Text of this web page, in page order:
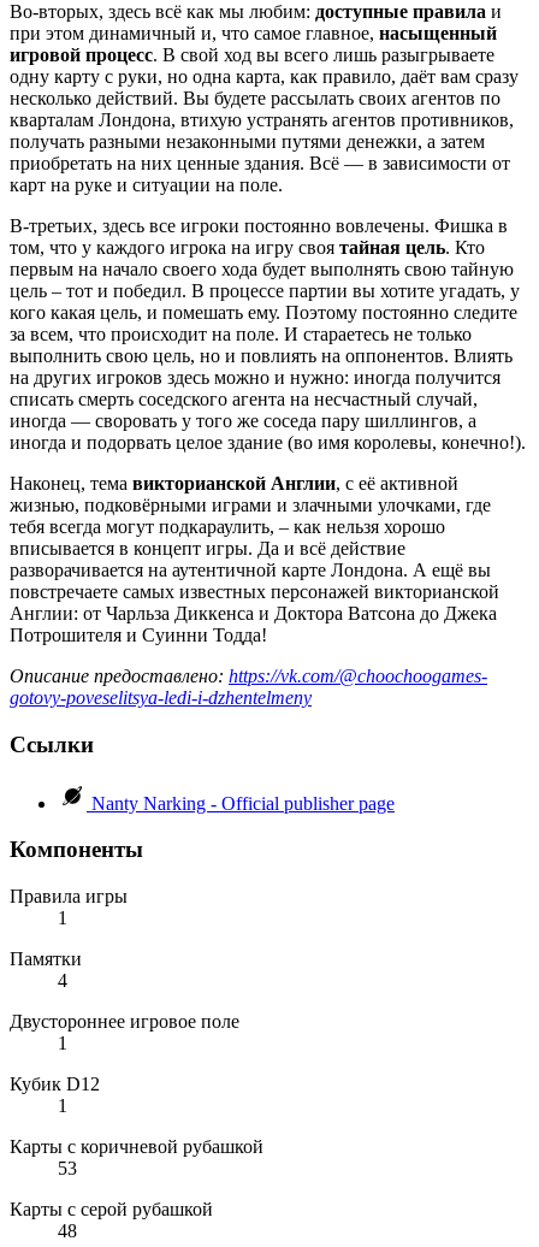
Во-вторых, здесь всё как мы любим: доступные правила и
при этом динамичный и, что самое главное, насыщенный
игровой процесс. В свой ход вы всего лишь разыгрываете
одну карту с руки, но одна карта, как правило, даёт вам сразу
несколько действий. Вы будете рассылать своих агентов по
кварталам Лондона, втихую устранять агентов противников,
получать разными незаконными путями денежки, а затем
приобретать на них ценные здания. Всё — в зависимости от
карт на руке и ситуации на поле.
В-третьих, здесь все игроки постоянно вовлечены. Фишка в
том, что у каждого игрока на игру своя тайная цель. Кто
первым на начало своего хода будет выполнять свою тайную
цель – тот и победил. В процессе партии вы хотите угадать, у
кого какая цель, и помешать ему. Поэтому постоянно следите
за всем, что происходит на поле. И стараетесь не только
выполнить свою цель, но и повлиять на оппонентов. Влиять
на других игроков здесь можно и нужно: иногда получится
списать смерть соседского агента на несчастный случай,
иногда — своровать у того же соседа пару шиллингов, а
иногда и подорвать целое здание (во имя королевы, конечно!).
Наконец, тема викторианской Англии, с её активной
жизнью, подковёрными играми и злачными улочками, где
тебя всегда могут подкараулить, – как нельзя хорошо
вписывается в концепт игры. Да и всё действие
разворачивается на аутентичной карте Лондона. А ещё вы
повстречаете самых известных персонажей викторианской
Англии: от Чарльза Диккенса и Доктора Ватсона до Джека
Потрошителя и Суинни Тодда!
Описание предоставлено: https://vk.com/@choochoogames-
gotovy-poveselitsya-ledi-i-dzhentelmeny
Ссылки
Nanty Narking - Official publisher page
Компоненты
Правила игры
1
Памятки
4
Двустороннее игровое поле
1
Кубик D12
1
Карты с коричневой рубашкой
53
Карты с серой рубашкой
48